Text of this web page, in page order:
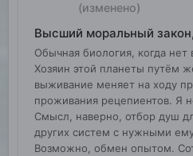
(изменено)
Обычная биология, когда
Хозяин этой планеты путём
выживание меняет на ходу
проживания рецепиентов. Я
Смысл, наверно, отбор душ
других систем с нужными
Возможно, обмен опытом.